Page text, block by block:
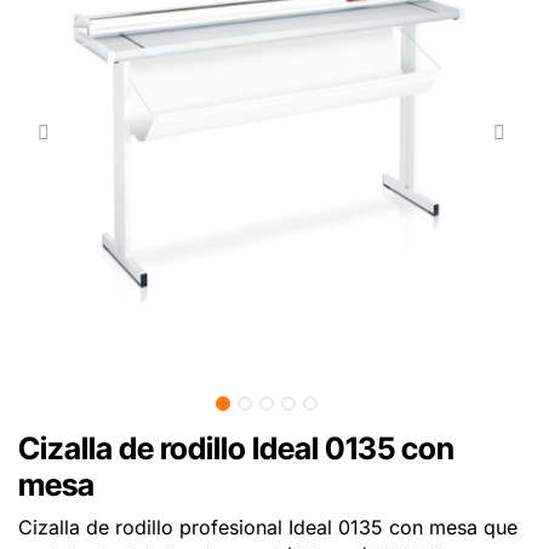
Cizalla de rodillo Ideal 0135 con
mesa
Cizalla de rodillo profesional Ideal 0135 con mesa que